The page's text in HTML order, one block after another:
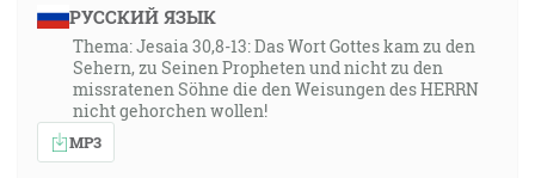
РУССКИЙ ЯЗЫК
Thema: Jesaia 30,8-13: Das Wort Gottes kam zu den
Sehern, zu Seinen Propheten und nicht zu den
missratenen Söhne die den Weisungen des HERRN
nicht gehorchen wollen!
MP3